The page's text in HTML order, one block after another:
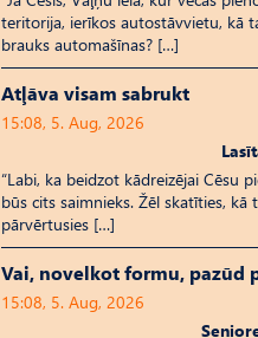
teritorija, ierīkos autostāvvietu, kā
brauks automašīnas? […]
Atļāva visam sabrukt
15:08, 5. Aug, 2026
“Labi, ka beidzot kādreizējai Cēsu
būs cits saimnieks. Žēl skatīties, kā
pārvērtusies […]
Vai, novelkot formu, pazūd
15:08, 5. Aug, 2026